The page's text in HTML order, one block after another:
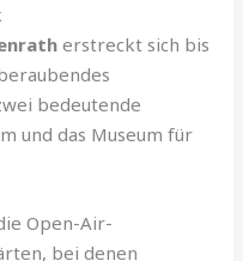
erstreckt sich bis
bedeutende
und das Museum für
Open-Air-
bei denen